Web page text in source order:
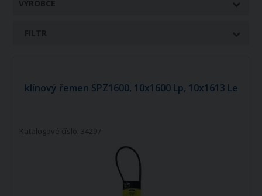
VÝROBCE
klínový řemen SPZ1600, 10x1600 Lp, 10x1613 Le
Katalogové číslo: 34297